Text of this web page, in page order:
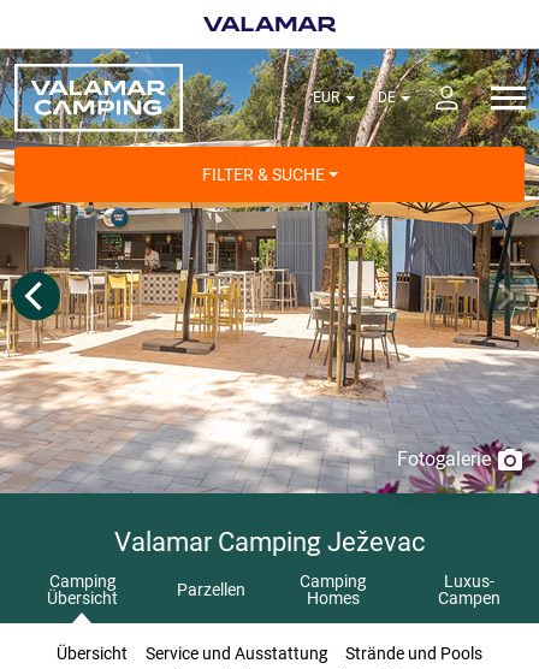
FILTER & SUCHE
Fotogalerie
Valamar Camping Ježevac
Camping
Übersicht
Parzellen
Camping
Homes
Luxus-
Campen
Übersicht Service und Ausstattung
Strände und Pools